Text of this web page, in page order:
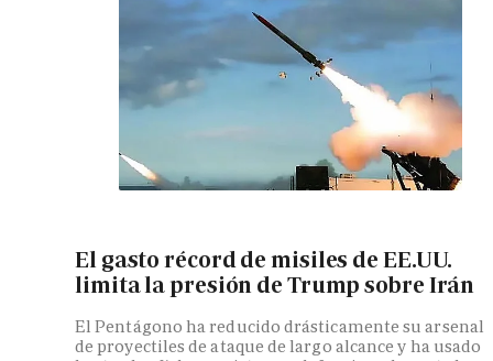
El gasto récord de misiles de EE.UU.
limita la presión de Trump sobre Irán
El Pentágono ha reducido drásticamente su arsenal
de proyectiles de ataque de largo alcance y ha usado